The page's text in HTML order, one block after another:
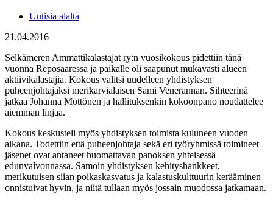
Uutisia alalta
21.04.2016
Selkämeren Ammattikalastajat ry:n vuosikokous pidettiin tänä
vuonna Reposaaressa ja paikalle oli saapunut mukavasti alueen
aktiivikalastajia. Kokous valitsi uudelleen yhdistyksen
puheenjohtajaksi merikarvialaisen Sami Venerannan. Sihteerinä
jatkaa Johanna Möttönen ja hallituksenkin kokoonpano noudattelee
aiemman linjaa.
Kokous keskusteli myös yhdistyksen toimista kuluneen vuoden
aikana. Todettiin että puheenjohtaja sekä eri työryhmissä toimineet
jäsenet ovat antaneet huomattavan panoksen yhteisessä
edunvalvonnassa. Samoin yhdistyksen kehityshankkeet,
merikutuisen siian poikaskasvatus ja kalastuskulttuurin kerääminen
onnistuivat hyvin, ja niitä tullaan myös jossain muodossa jatkamaan.